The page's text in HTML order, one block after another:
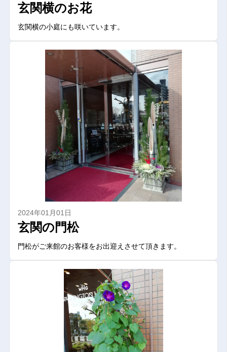
玄関横のお花
玄関横の小庭にも咲いています。
2024年01月01日
玄関の門松
門松がご来館のお客様をお出迎えさせて頂きます。